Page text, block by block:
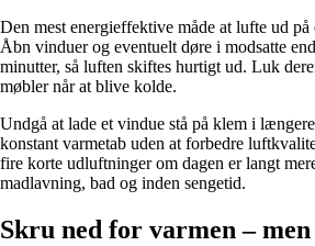
Den mest energieffektive måde at lufte ud på
Åbn vinduer og eventuelt døre i modsatte
minutter, så luften skiftes hurtigt ud. Luk
møbler når at blive kolde.
Undgå at lade et vindue stå på klem i
konstant varmetab uden at forbedre
fire korte udluftninger om dagen er langt
madlavning, bad og inden sengetid.
Skru ned for varmen –